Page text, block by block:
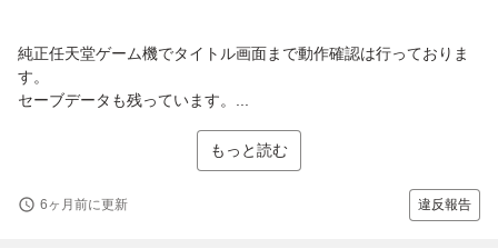
純正任天堂ゲーム機でタイトル画面まで動作確認は行っておりま
す。
セーブデータも残っています。...
もっと読む
6ヶ月前に更新 違反報告